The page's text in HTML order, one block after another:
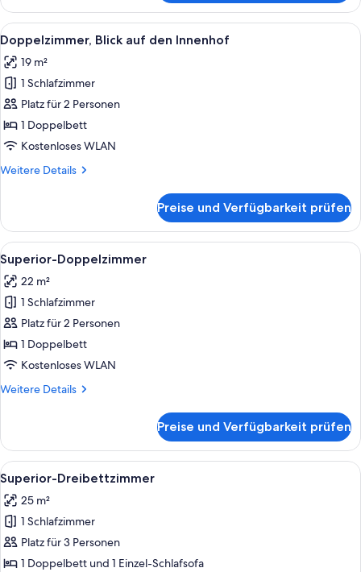
Doppelzimmer
Alle
Fotos
für
Doppelzimmer,
Blick
auf
den
anzeigen
Ein Hotelzimmer mit einem großen
20
Doppelzimmer, Blick auf den Innenhof
19 m²
1 Schlafzimmer
Platz für 2 Personen
1 Doppelbett
Kostenloses WLAN
Weitere Details
Weitere
Blick
auf
den
Innenhof
Preise und Verfügbarkeit prüfen
Alle
Fotos
für
Superior-
Doppelzimmer
anzeigen
Ein Hotelzimmer mit einem großen
20
Superior-Doppelzimmer
22 m²
1 Schlafzimmer
Platz für 2 Personen
1 Doppelbett
Kostenloses WLAN
Weitere Details
Weitere
Doppelzimmer
Preise und Verfügbarkeit prüfen
Alle
Fotos
für
Superior-
Dreibettzimmer
anzeigen
Ein Hotelzimmer mit einem großen
21
Superior-Dreibettzimmer
25 m²
1 Schlafzimmer
Platz für 3 Personen
1 Doppelbett und 1 Einzel-Schlafsofa